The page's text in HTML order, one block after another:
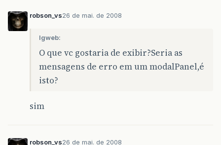
robson_vs26 de mai. de 2008
lgweb:
O que vc gostaria de exibir?Seria as
mensagens de erro em um modalPanel,é
isto?
sim
robson_vs26 de mai. de 2008